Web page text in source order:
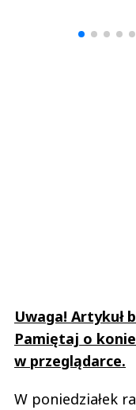
Uwaga! Artykuł
Pamiętaj o
w przeglądarce.
W poniedziałek